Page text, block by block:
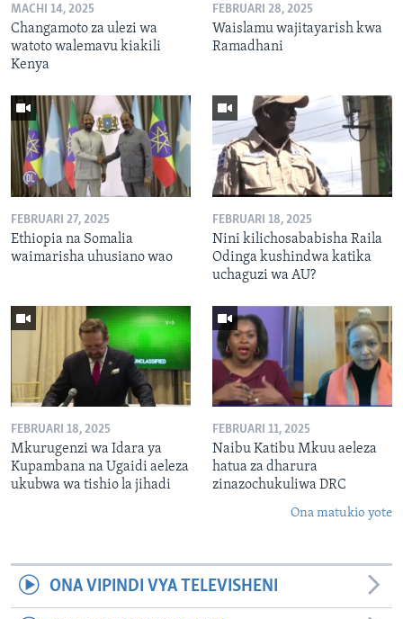
MACHI 14, 2025
Changamoto za ulezi wa
watoto walemavu kiakili
Kenya
FEBRUARI 28, 2025
Waislamu wajitayarish kwa
Ramadhani
FEBRUARI 27, 2025
Ethiopia na Somalia
waimarisha uhusiano wao
FEBRUARI 18, 2025
Nini kilichosababisha Raila
Odinga kushindwa katika
uchaguzi wa AU?
FEBRUARI 18, 2025
Mkurugenzi wa Idara ya
Kupambana na Ugaidi aeleza
ukubwa wa tishio la jihadi
FEBRUARI 11, 2025
Naibu Katibu Mkuu aeleza
hatua za dharura
zinazochukuliwa DRC
Ona matukio yote
ONA VIPINDI VYA TELEVISHENI